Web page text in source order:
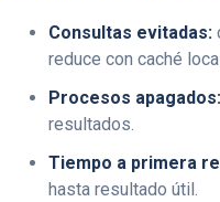
Consultas evitadas:
reduce con caché
Procesos apagados:
resultados.
Tiempo a primera
hasta resultado útil.